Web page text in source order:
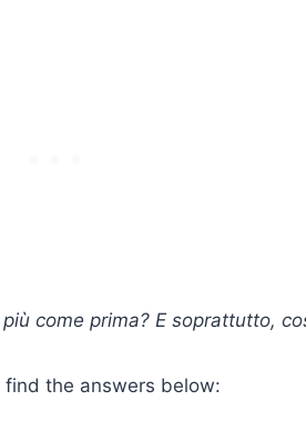
come prima? E soprattutto,
find the answers below: